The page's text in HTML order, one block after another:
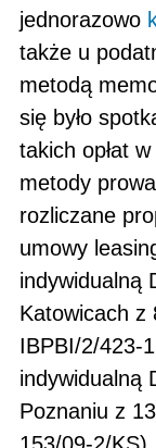
jednorazowo
także u
metodą
się było
takich opłat
metody
rozliczane
umowy
indywidualną
Katowicach z
IBPBI/2/423-
indywidualną
Poznaniu z